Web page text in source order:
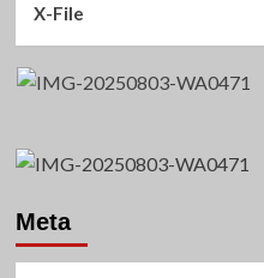
X-File
Meta